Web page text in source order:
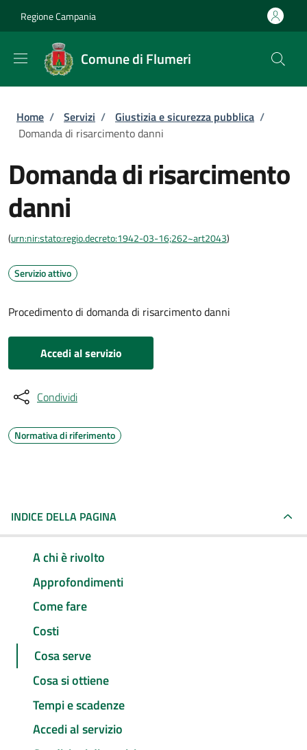
Regione Campania
Comune di Flumeri
Briciole di pane
Home / Servizi / Giustizia e sicurezza pubblica /
Domanda di risarcimento danni
Domanda di risarcimento
danni
(urn:nir:stato:regio.decreto:1942-03-16;262~art2043)
Servizio attivo
Procedimento di domanda di risarcimento danni
Accedi al servizio
Condividi
Normativa di riferimento
INDICE DELLA PAGINA
A chi è rivolto
Approfondimenti
Come fare
Costi
Cosa serve
Cosa si ottiene
Tempi e scadenze
Accedi al servizio